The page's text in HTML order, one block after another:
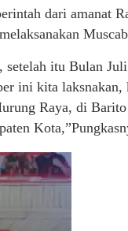
dari amanat
setelah itu Bulan
ini kita
Raya, di